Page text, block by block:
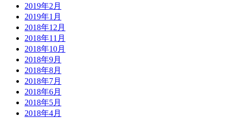
2019年2月
2019年1月
2018年12月
2018年11月
2018年10月
2018年9月
2018年8月
2018年7月
2018年6月
2018年5月
2018年4月